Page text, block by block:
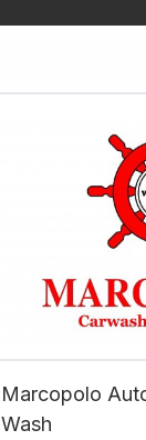
Marcopolo
Wash